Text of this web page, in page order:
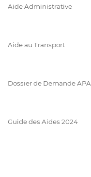
Aide Administrative
Aide au Transport
Dossier de Demande APA
Guide des Aides 2024